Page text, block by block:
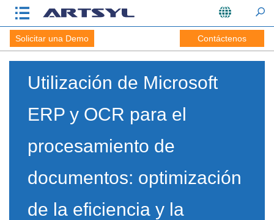
Solicitar una Demo Contáctenos
Utilización de Microsoft
ERP y OCR para el
procesamiento de
documentos: optimización
de la eficiencia y la